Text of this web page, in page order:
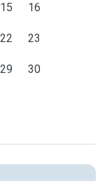
15 16
22 23
29 30